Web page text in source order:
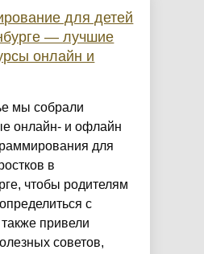
для детей
— лучшие
онлайн и
мы собрали
онлайн- и офлайн
для
в
чтобы родителям
с
привели
советов,